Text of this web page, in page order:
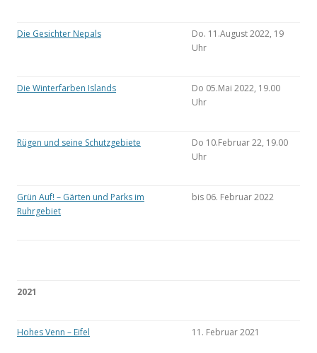
Die Gesichter Nepals
Do. 11.August 2022, 19
Uhr
Die Winterfarben Islands
Do 05.Mai 2022, 19.00
Uhr
Rügen und seine Schutzgebiete
Do 10.Februar 22, 19.00
Uhr
Grün Auf! – Gärten und Parks im
Ruhrgebiet
bis 06. Februar 2022
2021
Hohes Venn – Eifel 11. Februar 2021